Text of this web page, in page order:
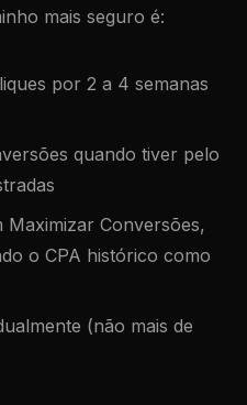
mais seguro é:
por 2 a 4 semanas
quando tiver pelo
Maximizar Conversões,
o CPA histórico como
(não mais de